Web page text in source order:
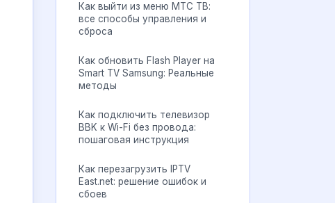
Как выйти из меню МТС ТВ:
все способы управления и
сброса
Как обновить Flash Player на
Smart TV Samsung: Реальные
методы
Как подключить телевизор
BBK к Wi-Fi без провода:
пошаговая инструкция
Как перезагрузить IPTV
East.net: решение ошибок и
сбоев